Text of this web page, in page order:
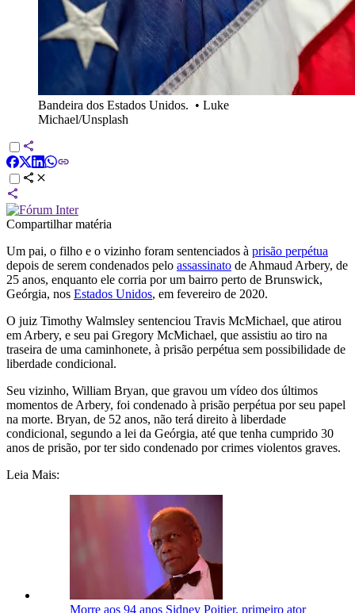
Bandeira dos Estados Unidos. • Luke
Michael/Unsplash
Compartilhar matéria
Um pai, o filho e o vizinho foram sentenciados à prisão perpétua
depois de serem condenados pelo assassinato de Ahmaud Arbery, de
25 anos, enquanto ele corria por um bairro perto de Brunswick,
Geórgia, nos Estados Unidos, em fevereiro de 2020.
O juiz Timothy Walmsley sentenciou Travis McMichael, que atirou
em Arbery, e seu pai Gregory McMichael, que assistiu ao tiro na
traseira de uma caminhonete, à prisão perpétua sem possibilidade de
liberdade condicional.
Seu vizinho, William Bryan, que gravou um vídeo dos últimos
momentos de Arbery, foi condenado à prisão perpétua por seu papel
na morte. Bryan, de 52 anos, não terá direito à liberdade
condicional, segundo a lei da Geórgia, até que tenha cumprido 30
anos de prisão, por ter sido condenado por crimes violentos graves.
Leia Mais:
Morre aos 94 anos Sidney Poitier, primeiro ator